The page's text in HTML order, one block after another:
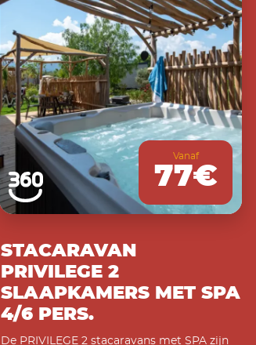
Vanaf
77€
STACARAVAN
PRIVILEGE 2
SLAAPKAMERS MET SPA
4/6 PERS.
De PRIVILEGE 2 stacaravans met SPA zijn